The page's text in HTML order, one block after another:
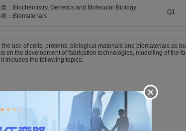
类：Biochemistry, Genetics and Molecular Biology
类：Biomaterials
Q1
use of cells, proteins, biological materials and biomaterials as
on the development of fabrication technologies, modelling of the
includes the following topics:
medical devices